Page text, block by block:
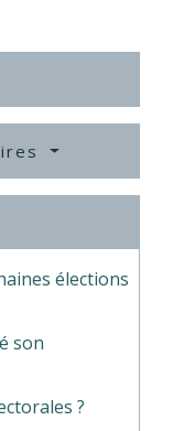
élections
son
?